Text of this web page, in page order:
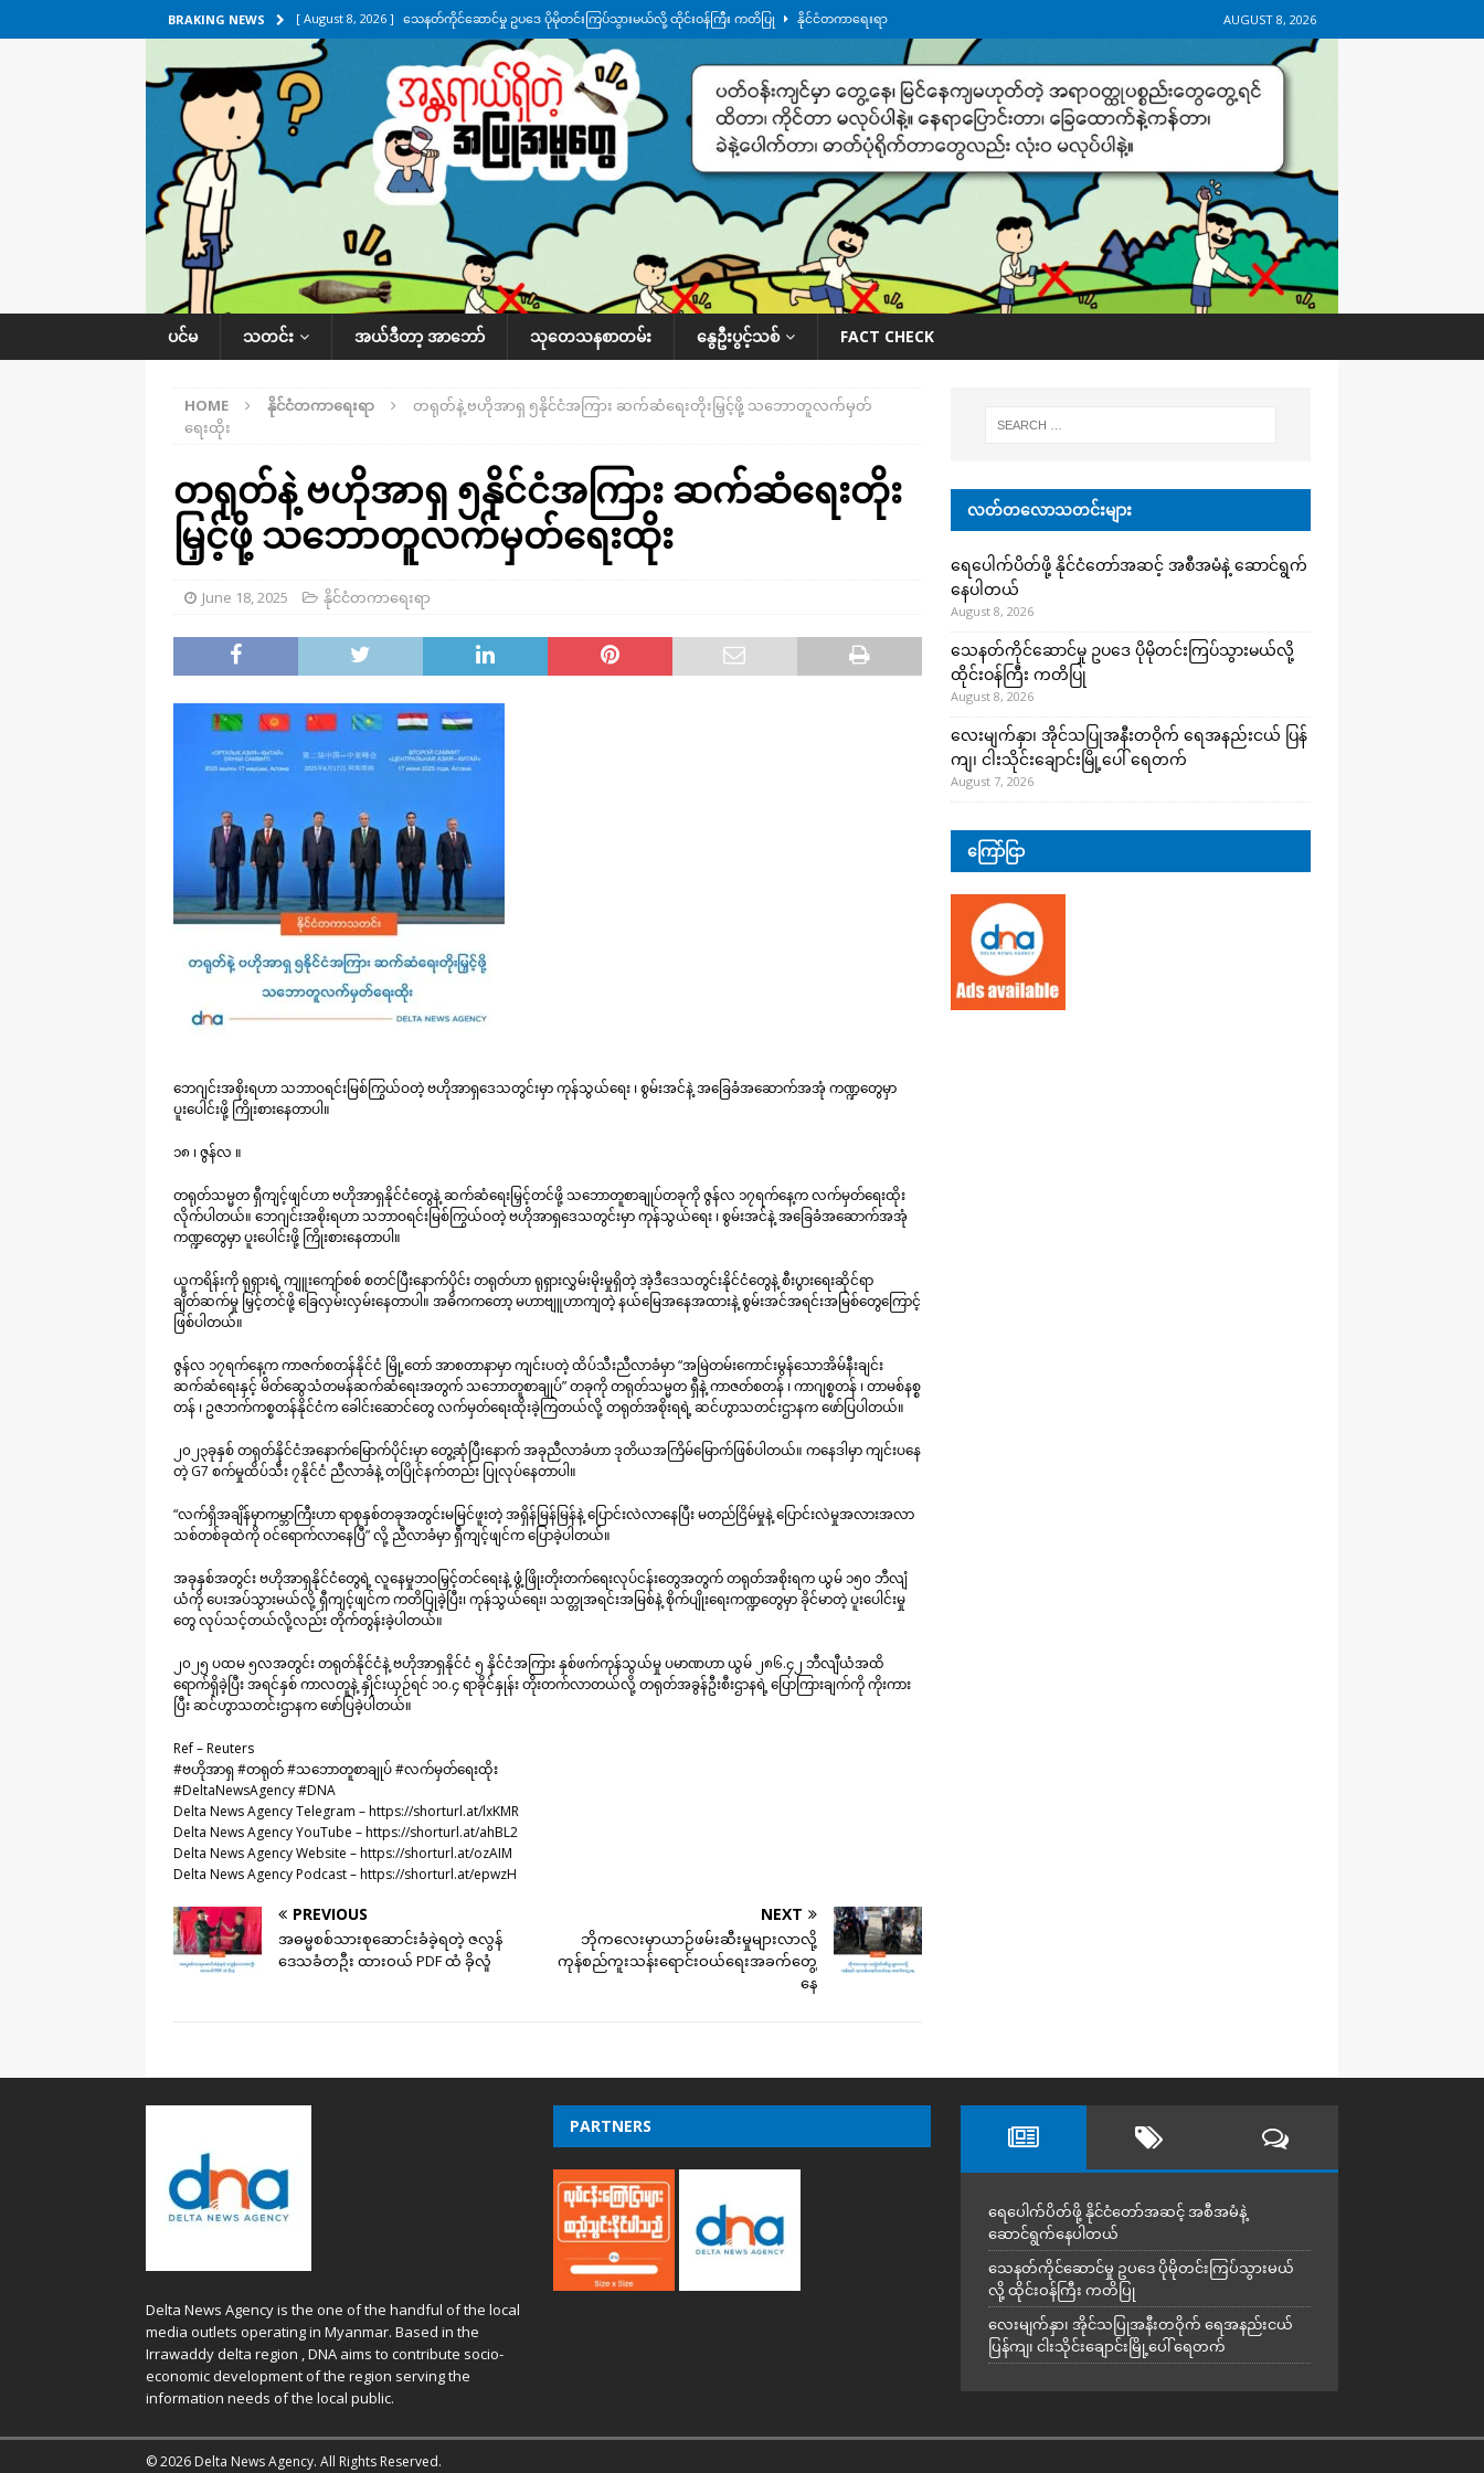
BRAKING NEWS [ August 8, 2026 ] သေနတ်ကိုင်ဆောင်မှု ဥပဒေ ပိုမိုတင်းကြပ်သွားမယ်လို့ ထိုင်းဝန်ကြီး ကတိပြု နိုင်ငံတကာရေးရာ
[ August 7, 2026 ] လေးမျက်နှာ၊ အိုင်သပြုအနီးတဝိုက် ရေအနည်းငယ် ပြန်ကျ၊ ငါးသိုင်းချောင်းမြို့ပေါ် ရေတက်
ဒေသအလိုက် သတင်းကဏ္ဍ
[ August 7, 2026 ] ရန်ကုန်မြစ်အတွင်း ထူးကဲဒီရေ အ​မြင့် ၂၁ ပေကျော်အထိ တက်မယ်လို့ သတိပေး ဒေသအလိုက်
သတင်းကဏ္ဍ
[ August 7, 2026 ] လွှတ်တော်ကို ရောက်လာတဲ့ ဦးမင်အောင်လှိုင်ကို ထိုင်းလွှတ်တော်အမတ် အော်ဟစ်ဆန္ဒပြ
UNCATEGORIZED
[ August 8, 2026 ] ရေပေါက်ပိတ်ဖို့ နိုင်ငံတော်အဆင့် အစီအမံနဲ့ ဆောင်ရွက်နေပါတယ် ဆောင်းပါး
AUGUST 8, 2026
ပင်မ သတင်း အယ်ဒီတာ့ အာဘော် သုတေသနစာတမ်း နွေဦးပွင့်သစ် FACT CHECK
HOME နိုင်ငံတကာရေးရာ
တရုတ်နဲ့ ဗဟိုအာရှ ၅နိုင်ငံအကြား ဆက်ဆံရေးတိုးမြှင့်ဖို့ သဘောတူလက်မှတ်
ရေးထိုး
တရုတ်နဲ့ ဗဟိုအာရှ ၅နိုင်ငံအကြား ဆက်ဆံရေးတိုး
မြှင့်ဖို့ သဘောတူလက်မှတ်ရေးထိုး
June 18, 2025 နိုင်ငံတကာရေးရာ
ဘေဂျင်းအစိုးရဟာ သဘာဝရင်းမြစ်ကြွယ်ဝတဲ့ ဗဟိုအာရှဒေသတွင်းမှာ ကုန်သွယ်ရေး ၊ စွမ်းအင်နဲ့ အခြေခံအဆောက်အအုံ ကဏ္ဍတွေမှာ
ပူးပေါင်းဖို့ ကြိုးစားနေတာပါ။
၁၈ ၊ ဇွန်လ ။
တရုတ်သမ္မတ ရှီကျင့်ဖျင်ဟာ ဗဟိုအာရှနိုင်ငံတွေနဲ့ ဆက်ဆံရေးမြှင့်တင်ဖို့ သဘောတူစာချုပ်တခုကို ဇွန်လ ၁၇ရက်နေ့က လက်မှတ်ရေးထိုး
လိုက်ပါတယ်။ ဘေဂျင်းအစိုးရဟာ သဘာဝရင်းမြစ်ကြွယ်ဝတဲ့ ဗဟိုအာရှဒေသတွင်းမှာ ကုန်သွယ်ရေး ၊ စွမ်းအင်နဲ့ အခြေခံအဆောက်အအုံ
ကဏ္ဍတွေမှာ ပူးပေါင်းဖို့ ကြိုးစားနေတာပါ။
ယူကရိန်းကို ရုရှားရဲ့ ကျူးကျော်စစ် စတင်ပြီးနောက်ပိုင်း တရုတ်ဟာ ရုရှားလွှမ်းမိုးမှုရှိတဲ့ အဲ့ဒီဒေသတွင်းနိုင်ငံတွေနဲ့ စီးပွားရေးဆိုင်ရာ
ချိတ်ဆက်မှု မြှင့်တင်ဖို့ ခြေလှမ်းလှမ်းနေတာပါ။ အဓိကကတော့ မဟာဗျူဟာကျတဲ့ နယ်မြေအနေအထားနဲ့ စွမ်းအင်အရင်းအမြစ်တွေကြောင့်
ဖြစ်ပါတယ်။
ဇွန်လ ၁၇ရက်နေ့က ကာဇက်စတန်နိုင်ငံ မြို့တော် အာစတာနာမှာ ကျင်းပတဲ့ ထိပ်သီးညီလာခံမှာ “အမြဲတမ်းကောင်းမွန်သောအိမ်နီးချင်း
ဆက်ဆံရေးနှင့် မိတ်ဆွေသံတမန်ဆက်ဆံရေးအတွက် သဘောတူစာချုပ်” တခုကို တရုတ်သမ္မတ ရှီနဲ့ ကာဇတ်စတန် ၊ ကာဂျစ္စတန် ၊ တာမစ်နစ္စ
တန် ၊ ဥဇဘက်ကစ္စတန်နိုင်ငံက ခေါင်းဆောင်တွေ လက်မှတ်ရေးထိုးခဲ့ကြတယ်လို့ တရုတ်အစိုးရရဲ့ ဆင်ဟွာသတင်းဌာနက ဖော်ပြပါတယ်။
၂၀၂၃ခုနှစ် တရုတ်နိုင်ငံအနောက်မြောက်ပိုင်းမှာ တွေ့ဆုံပြီးနောက် အခုညီလာခံဟာ ဒုတိယအကြိမ်မြောက်ဖြစ်ပါတယ်။ ကနေဒါမှာ ကျင်းပနေ
တဲ့ G7 စက်မှုထိပ်သီး ၇နိုင်ငံ ညီလာခံနဲ့ တပြိုင်နက်တည်း ပြုလုပ်နေတာပါ။
“လက်ရှိအချိန်မှာကမ္ဘာကြီးဟာ ရာစုနှစ်တခုအတွင်းမမြင်ဖူးတဲ့ အရှိန်မြန်မြန်နဲ့ ပြောင်းလဲလာနေပြီး မတည်ငြိမ်မှုနဲ့ ပြောင်းလဲမှုအလားအလာ
သစ်တစ်ခုထဲကို ဝင်ရောက်လာနေပြီ” လို့ ညီလာခံမှာ ရှီကျင့်ဖျင်က ပြောခဲ့ပါတယ်။
အခုနှစ်အတွင်း ဗဟိုအာရှနိုင်ငံတွေရဲ့ လူနေမှုဘဝမြှင့်တင်ရေးနဲ့ ဖွံ့ဖြိုးတိုးတက်ရေးလုပ်ငန်းတွေအတွက် တရုတ်အစိုးရက ယွမ် ၁၅၀ ဘီလျံ
ယံကို ပေးအပ်သွားမယ်လို့ ရှီကျင့်ဖျင်က ကတိပြုခဲ့ပြီး၊ ကုန်သွယ်ရေး၊ သတ္တုအရင်းအမြစ်နဲ့ စိုက်ပျိုးရေးကဏ္ဍတွေမှာ ခိုင်မာတဲ့ ပူးပေါင်းမှု
တွေ လုပ်သင့်တယ်လို့လည်း တိုက်တွန်းခဲ့ပါတယ်။
၂၀၂၅ ပထမ ၅လအတွင်း တရုတ်နိုင်ငံနဲ့ ဗဟိုအာရှနိုင်ငံ ၅ နိုင်ငံအကြား နှစ်ဖက်ကုန်သွယ်မှု ပမာဏဟာ ယွမ် ၂၈၆.၄၂ ဘီလျီယံအထိ
ရောက်ရှိခဲ့ပြီး အရင်နှစ် ကာလတူနဲ့ နှိုင်းယှဉ်ရင် ၁၀.၄ ရာခိုင်နှုန်း တိုးတက်လာတယ်လို့ တရုတ်အခွန်ဦးစီးဌာနရဲ့ ပြောကြားချက်ကို ကိုးကား
ပြီး ဆင်ဟွာသတင်းဌာနက ဖော်ပြခဲ့ပါတယ်။
Ref – Reuters
#ဗဟိုအာရှ #တရုတ် #သဘောတူစာချုပ် #လက်မှတ်ရေးထိုး
#DeltaNewsAgency #DNA
Delta News Agency Telegram – https://shorturl.at/lxKMR
Delta News Agency YouTube – https://shorturl.at/ahBL2
Delta News Agency Website – https://shorturl.at/ozAIM
Delta News Agency Podcast – https://shorturl.at/epwzH
PREVIOUS
အဓမ္မစစ်သားစုဆောင်းခံခဲ့ရတဲ့ ဇလွန်
ဒေသခံတဦး ထားဝယ် PDF ထံ ခိုလှုံ
NEXT
ဘိုကလေးမှာယာဉ်ဖမ်းဆီးမှုများလာလို့
ကုန်စည်ကူးသန်းရောင်းဝယ်ရေးအခက်တွေ့
နေ
လတ်တလောသတင်းများ
ရေပေါက်ပိတ်ဖို့ နိုင်ငံတော်အဆင့် အစီအမံနဲ့ ဆောင်ရွက်
နေပါတယ်
August 8, 2026
သေနတ်ကိုင်ဆောင်မှု ဥပဒေ ပိုမိုတင်းကြပ်သွားမယ်လို့
ထိုင်းဝန်ကြီး ကတိပြု
August 8, 2026
လေးမျက်နှာ၊ အိုင်သပြုအနီးတဝိုက် ရေအနည်းငယ် ပြန်
ကျ၊ ငါးသိုင်းချောင်းမြို့ပေါ် ရေတက်
August 7, 2026
ကြော်ငြာ
Delta News Agency is the one of the handful of the local
media outlets operating in Myanmar. Based in the
Irrawaddy delta region , DNA aims to contribute socio-
economic development of the region serving the
information needs of the local public.
PARTNERS
ရေပေါက်ပိတ်ဖို့ နိုင်ငံတော်အဆင့် အစီအမံနဲ့
ဆောင်ရွက်နေပါတယ်
သေနတ်ကိုင်ဆောင်မှု ဥပဒေ ပိုမိုတင်းကြပ်သွားမယ်
လို့ ထိုင်းဝန်ကြီး ကတိပြု
လေးမျက်နှာ၊ အိုင်သပြုအနီးတဝိုက် ရေအနည်းငယ်
ပြန်ကျ၊ ငါးသိုင်းချောင်းမြို့ပေါ် ရေတက်
© 2026 Delta News Agency. All Rights Reserved.